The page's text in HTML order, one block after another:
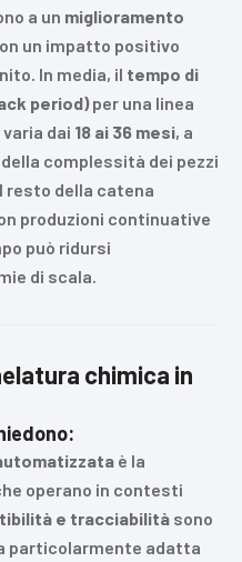
a un miglioramento
un impatto positivo
In media, il tempo di
period)per una linea
dai 18 ai 36 mesi, a
complessità dei pezzi
resto della catena
produzioni continuative
può ridursi
di scala.
chimica in
è la
operano in contesti
e tracciabilità sono
particolarmente adatta